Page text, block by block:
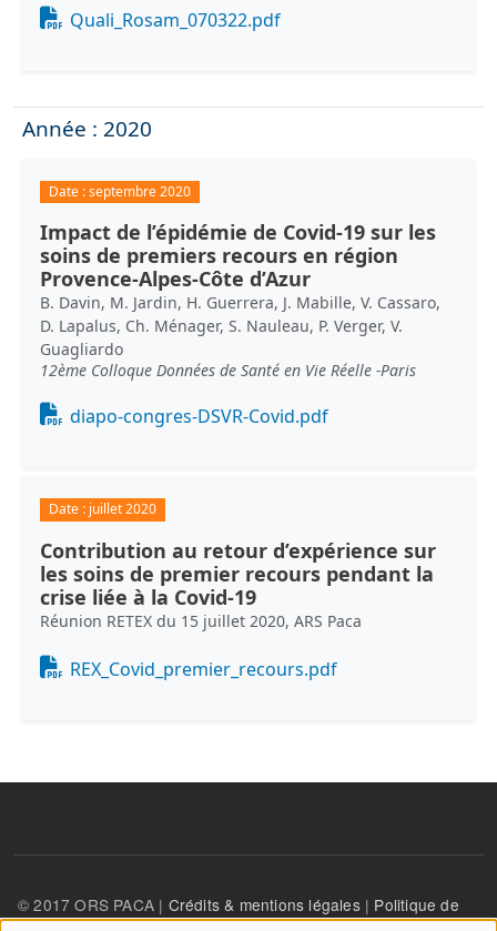
Document
Quali_Rosam_070322.pdf
Année : 2020
Date :septembre 2020
Impact de l’épidémie de Covid-19 sur les
soins de premiers recours en région
Provence-Alpes-Côte d’Azur
B. Davin, M. Jardin, H. Guerrera, J. Mabille, V. Cassaro,
D. Lapalus, Ch. Ménager, S. Nauleau, P. Verger, V.
Guagliardo
12ème Colloque Données de Santé en Vie Réelle -Paris
Document
diapo-congres-DSVR-Covid.pdf
Date : juillet 2020
Contribution au retour d’expérience sur
les soins de premier recours pendant la
crise liée à la Covid-19
Réunion RETEX du 15 juillet 2020, ARS Paca
Document
REX_Covid_premier_recours.pdf
© 2017 ORS PACA | Crédits & mentions légales| Politique de